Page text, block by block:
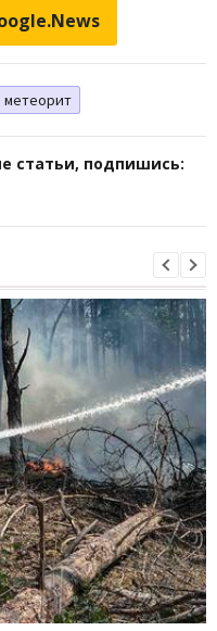
метеорит
статьи, подпишись: